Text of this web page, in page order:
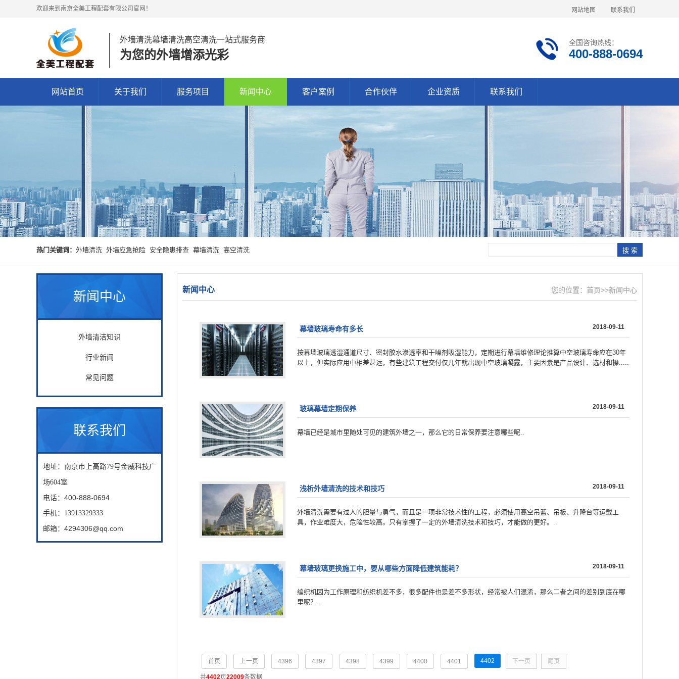
欢迎来到南京全美工程配套有限公司官网！ 网站地图 联系我们
外墙清洗幕墙清洗高空清洗一站式服务商
为您的外墙增添光彩
全国咨询热线：
400-888-0694
网站首页 关于我们 服务项目 新闻中心 客户案例 合作伙伴 企业资质 联系我们
热门关键词： 外墙清洗 外墙应急抢险 安全隐患排查 幕墙清洗 高空清洗
新闻中心
外墙清洁知识
行业新闻
常见问题
联系我们
地址： 南京市上高路79号金威科技广
场604室
电话： 400-888-0694
手机： 13913329333
邮箱：4294306@qq.com
新闻中心 您的位置： 首页>>新闻中心
幕墙玻璃寿命有多长 2018-09-11
按幕墙玻璃透湿通道尺寸、密封胶水渗透率和干噪剂吸湿能力，定期进行幕墙维修理论推算中空玻璃寿命应在30年
以上，但实际应用中相差甚远，有些建筑工程交付仅几年就出现中空玻璃凝露，主要因素是产品设计、选材和操.....
玻璃幕墙定期保养 2018-09-11
幕墙已经是城市里随处可见的建筑外墙之一，那么它的日常保养要注意哪些呢..
浅析外墙清洗的技术和技巧 2018-09-11
外墙清洗需要有过人的胆量与勇气，而且是一项非常技术性的工程，必须使用高空吊篮、吊板、升降台等运载工
具，作业难度大，危险性较高。只有掌握了一定的外墙清洗技术和技巧，才能做的更好。..
幕墙玻璃更换施工中，要从哪些方面降低建筑能耗？ 2018-09-11
编织机因为工作原理和纺织机差不多，很多配件也是差不多形状，经常被人们混淆，那么二者之间的差别到底在哪
里呢？..
首页 上一页 4396 4397 4398 4399 4400 4401 4402 下一页 尾页
共4402页22009条数据